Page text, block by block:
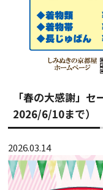
「春の大感謝」
2026/6/10まで）
2026.03.14